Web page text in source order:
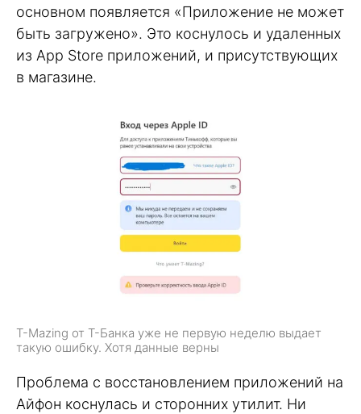
основном появляется «Приложение не может
быть загружено». Это коснулось и удаленных
из App Store приложений, и присутствующих
в магазине.
T-Mazing от Т-Банка уже не первую неделю выдает
такую ошибку. Хотя данные верны
Проблема с восстановлением приложений на
Айфон коснулась и сторонних утилит. Ни